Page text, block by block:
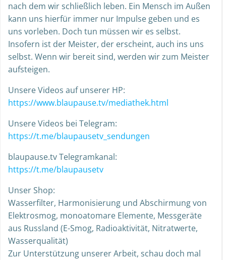
nach dem wir schließlich leben. Ein Mensch im Außen
kann uns hierfür immer nur Impulse geben und es
uns vorleben. Doch tun müssen wir es selbst.
Insofern ist der Meister, der erscheint, auch ins uns
selbst. Wenn wir bereit sind, werden wir zum Meister
aufsteigen.
Unsere Videos auf unserer HP:
https://www.blaupause.tv/mediathek.html
Unsere Videos bei Telegram:
https://t.me/blaupausetv_sendungen
blaupause.tv Telegramkanal:
https://t.me/blaupausetv
Unser Shop:
Wasserfilter, Harmonisierung und Abschirmung von
Elektrosmog, monoatomare Elemente, Messgeräte
aus Russland (E-Smog, Radioaktivität, Nitratwerte,
Wasserqualität)
Zur Unterstützung unserer Arbeit, schau doch mal